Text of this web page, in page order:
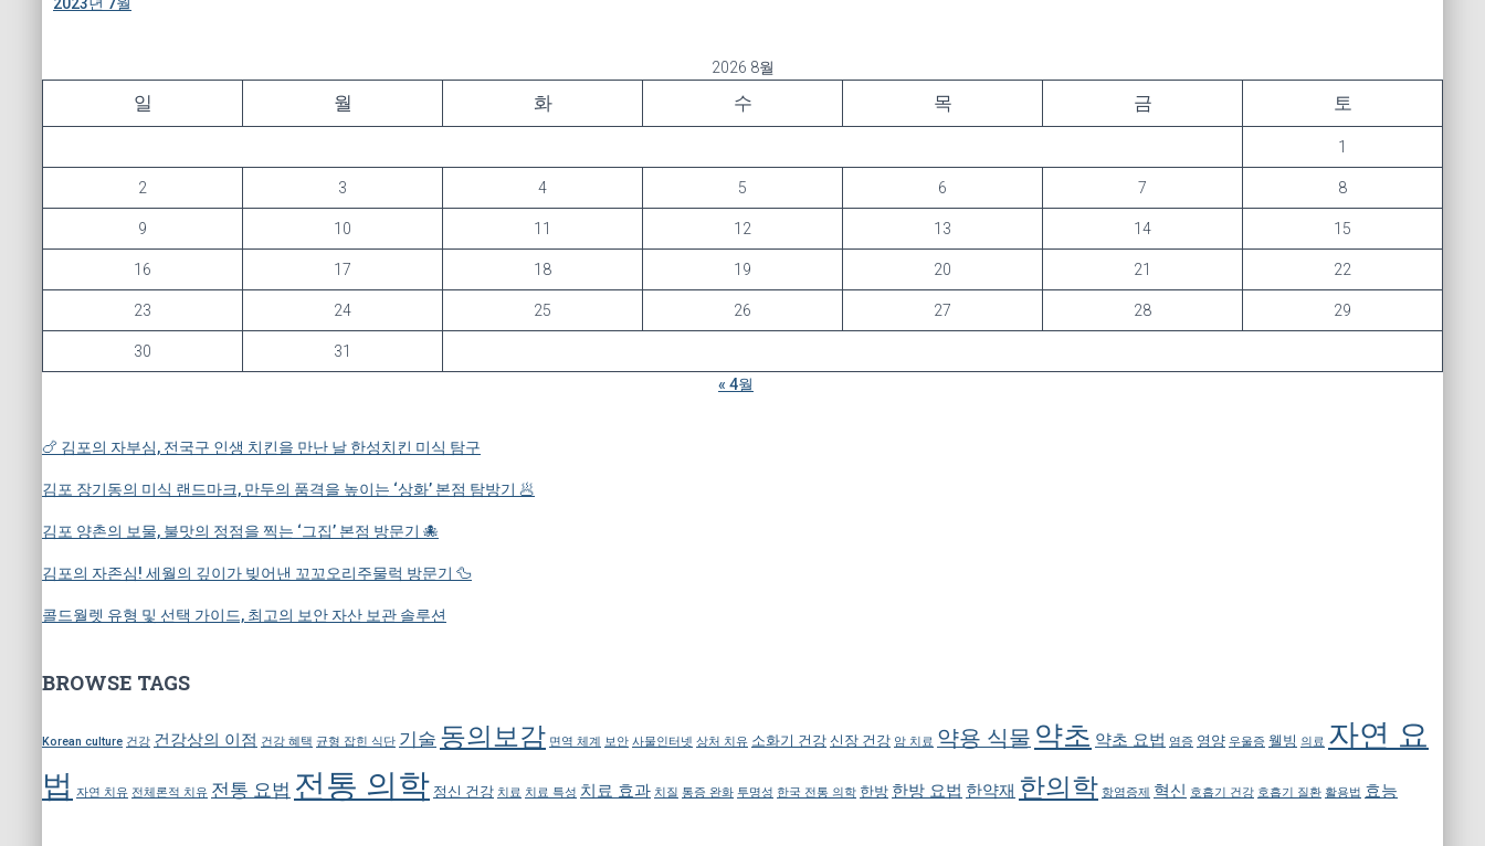
2026 8월
일 월 화 수 목 금 토
1
2 3 4 5 6 7 8
9 10 11 12 13 14 15
16 17 18 19 20 21 22
23 24 25 26 27 28 29
30
31
« 4월
🍗 김포의 자부심, 전국구 인생 치킨을 만난 날 한성치킨 미식 탐구
김포 장기동의 미식 랜드마크, 만두의 품격을 높이는 ‘상화’ 본점 탐방기 🥟
김포 양촌의 보물, 불맛의 정점을 찍는 ‘그집’ 본점 방문기 🐙
김포의 자존심! 세월의 깊이가 빚어낸 꼬꼬오리주물럭 방문기 🦆
콜드월렛 유형 및 선택 가이드, 최고의 보안 자산 보관 솔루션
BROWSE TAGS
Korean culture 건강 건강상의 이점 건강 혜택 균형 잡힌 식단 기술 동의보감 면역 체계 보안 사물인터넷 상처 치유 소화기 건강 신장 건강 암 치료 약용 식물 약초 약초 요법 염증 영양 우울증 웰빙 의료 자연 요
법
자연 치유 전체론적 치유 전통 요법 전통 의학 정신 건강 치료 치료 특성 치료 효과 치질 통증 완화 투명성 한국 전통 의학 한방 한방 요법 한약재 한의학 항염증제 혁신 호흡기 건강 호흡기 질환 활용법 효능